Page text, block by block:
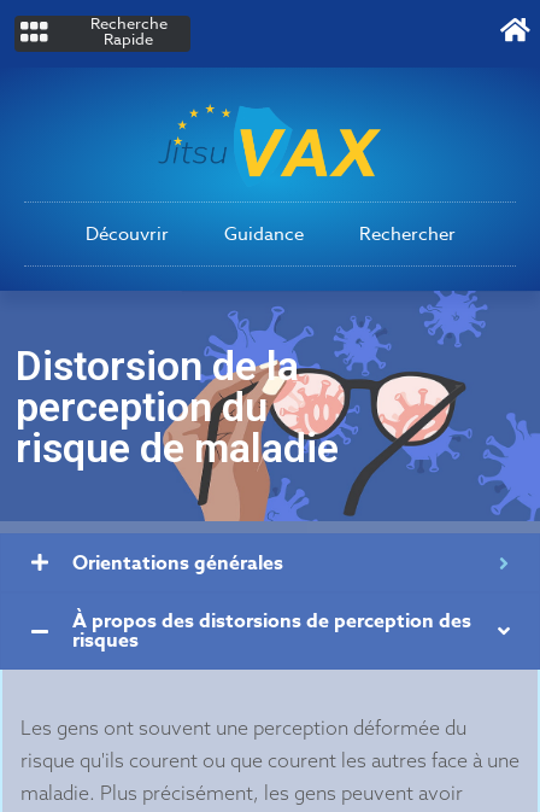
Recherche
Rapide
Découvrir Guidance Rechercher
Distorsion de la
perception du
risque de maladie
Orientations générales
À propos des distorsions de perception des
risques
Les gens ont souvent une perception déformée du
risque qu'ils courent ou que courent les autres face à une
maladie. Plus précisément, les gens peuvent avoir